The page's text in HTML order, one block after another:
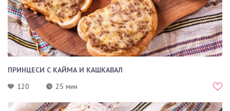
ПРИНЦЕСИ С КАЙМА И КАШКАВАЛ
120
25 мин